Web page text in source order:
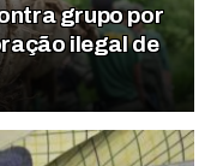
grupo por
ilegal de